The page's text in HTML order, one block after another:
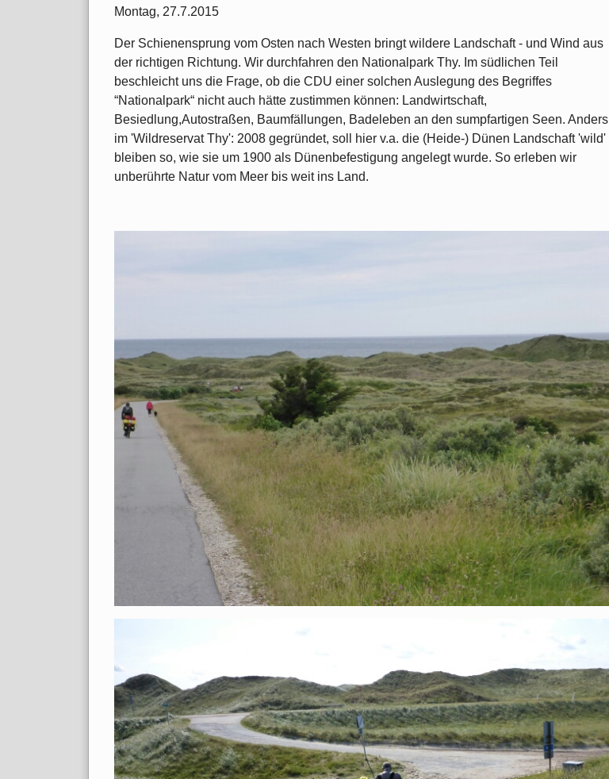
Montag, 27.7.2015
Der Schienensprung vom Osten nach Westen bringt wildere Landschaft - und Wind aus
der richtigen Richtung. Wir durchfahren den Nationalpark Thy. Im südlichen Teil
beschleicht uns die Frage, ob die CDU einer solchen Auslegung des Begriffes
“Nationalpark“ nicht auch hätte zustimmen können: Landwirtschaft,
Besiedlung,Autostraßen, Baumfällungen, Badeleben an den sumpfartigen Seen. Anders
im 'Wildreservat Thy': 2008 gegründet, soll hier v.a. die (Heide-) Dünen Landschaft 'wild'
bleiben so, wie sie um 1900 als Dünenbefestigung angelegt wurde. So erleben wir
unberührte Natur vom Meer bis weit ins Land.